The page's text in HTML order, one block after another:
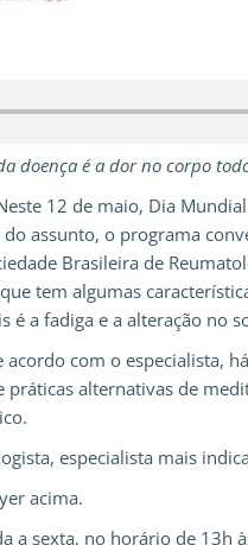
doença é a dor no corpo
12 de maio, Dia
assunto, o programa
Brasileira de
tem algumas
é a fadiga e a alteração no
acordo com o especialista,
alternativas de
especialista mais
acima.
a sexta, no horário de 13h